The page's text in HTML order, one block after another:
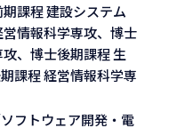
課程 建設システム
情報科学専攻、博士
、博士後期課程 生
課程 経営情報科学専
フトウェア開発・電